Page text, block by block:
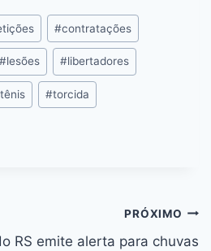
#contratações
#lesões #libertadores
tênis #torcida
PRÓXIMO
RS emite alerta para chuvas